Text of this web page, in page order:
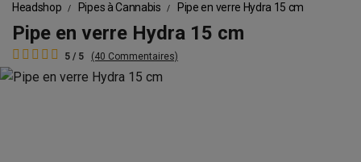
Headshop Pipes à Cannabis Pipe en verre Hydra 15 cm
Pipe en verre Hydra 15 cm
5 / 5 (40 Commentaires)